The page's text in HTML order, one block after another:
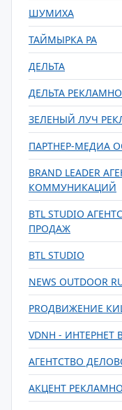
ШУМИХА
ТАЙМЫРКА РА
ДЕЛЬТА
ДЕЛЬТА
ЗЕЛЕНЫЙ ЛУЧ
ПАРТНЕР-МЕДИА
BRAND LEADER
КОММУНИКАЦИЙ
BTL STUDIO
ПРОДАЖ
BTL STUDIO
NEWS OUTDOOR
PROДВИЖЕНИЕ
VDNH - ИНТЕРНЕТ
АГЕНТСТВО
АКЦЕНТ